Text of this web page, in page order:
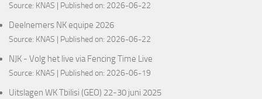
Source: KNAS Published on: 2026-06-22
Deelnemers NK equipe 2026
Source: KNAS Published on: 2026-06-22
NJK - Volg het live via Fencing Time Live
Source: KNAS Published on: 2026-06-19
Uitslagen WK Tbilisi (GEO) 22-30 juni 2025